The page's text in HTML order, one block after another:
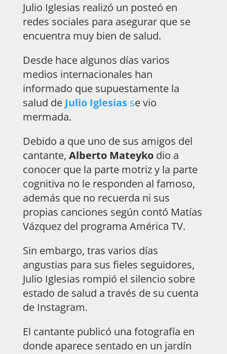
Julio Iglesias realizó un posteó en
redes sociales para asegurar que se
encuentra muy bien de salud.
Desde hace algunos días varios
medios internacionales han
informado que supuestamente la
salud de Julio Iglesiasse vio
mermada.
Debido a que uno de sus amigos del
cantante, Alberto Mateykodio a
conocer que la parte motriz y la parte
cognitiva no le responden al famoso,
además que no recuerda ni sus
propias canciones según contó Matías
Vázquez del programa América TV.
Sin embargo, tras varios días
angustias para sus fieles seguidores,
Julio Iglesias rompió el silencio sobre
estado de salud a través de su cuenta
de Instagram.
El cantante publicó una fotografía en
donde aparece sentado en un jardín